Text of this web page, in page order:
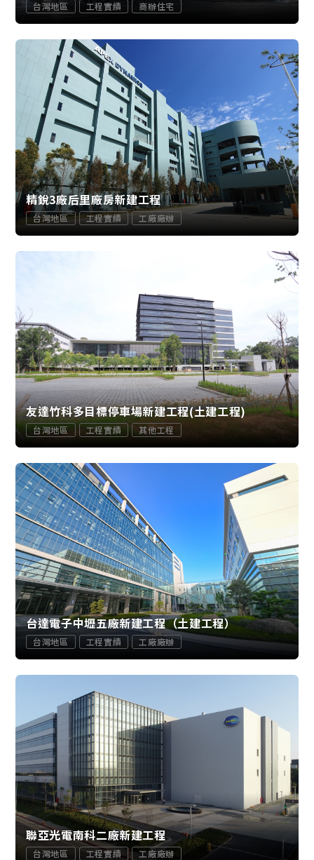
台灣地區 工程實績 商辦住宅
精銳3廠后里廠房新建工程
台灣地區 工程實績 工廠廠辦
友達竹科多目標停車場新建工程(土建工程)
台灣地區 工程實績 其他工程
台達電子中壢五廠新建工程（土建工程）
台灣地區 工程實績 工廠廠辦
聯亞光電南科二廠新建工程
台灣地區 工程實績 工廠廠辦